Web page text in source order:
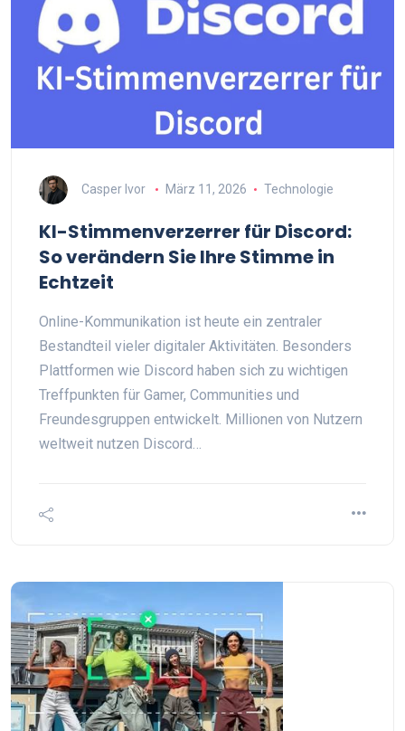
Casper Ivor März 11, 2026 Technologie
KI-Stimmenverzerrer für Discord:
So verändern Sie Ihre Stimme in
Echtzeit
Online-Kommunikation ist heute ein zentraler
Bestandteil vieler digitaler Aktivitäten. Besonders
Plattformen wie Discord haben sich zu wichtigen
Treffpunkten für Gamer, Communities und
Freundesgruppen entwickelt. Millionen von Nutzern
weltweit nutzen Discord…